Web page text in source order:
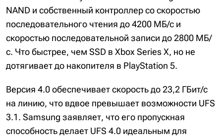
NAND и собственный контроллер со скоростью
последовательного чтения до 4200 МБ/с и
скоростью последовательной записи до 2800 МБ/
с. Что быстрее, чем SSD в Xbox Series X, но не
дотягивает до накопителя в PlayStation 5.
Версия 4.0 обеспечивает скорость до 23,2 ГБит/с
на линию, что вдвое превышает возможности UFS
3.1. Samsung заявляет, что его пропускная
способность делает UFS 4.0 идеальным для